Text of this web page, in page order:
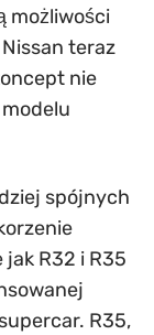
możliwości
teraz
nie
spójnych
jak R32 i R35
R35,